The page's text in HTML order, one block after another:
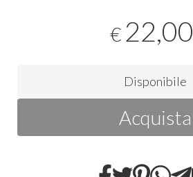
€ 22,00
Disponibile
Acquista